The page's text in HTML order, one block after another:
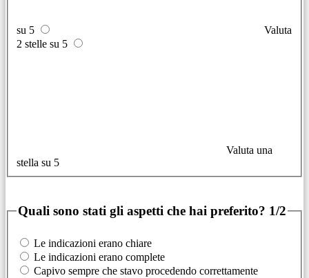
su 5
Valuta
2 stelle su 5
Valuta una
stella su 5
Quali sono stati gli aspetti che hai preferito? 1/2
Le indicazioni erano chiare
Le indicazioni erano complete
Capivo sempre che stavo procedendo correttamente